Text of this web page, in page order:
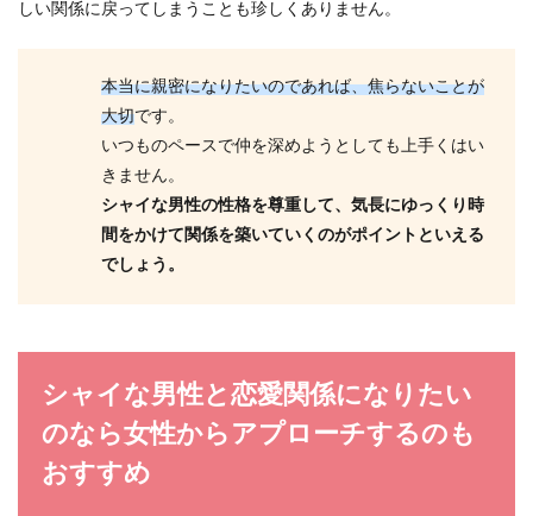
しい関係に戻ってしまうことも珍しくありません。
本当に親密になりたいのであれば、焦らないことが
大切です。
いつものペースで仲を深めようとしても上手くはい
きません。
シャイな男性の性格を尊重して、気長にゆっくり時
間をかけて関係を築いていくのがポイントといえる
でしょう。
シャイな男性と恋愛関係になりたい
のなら女性からアプローチするのも
おすすめ